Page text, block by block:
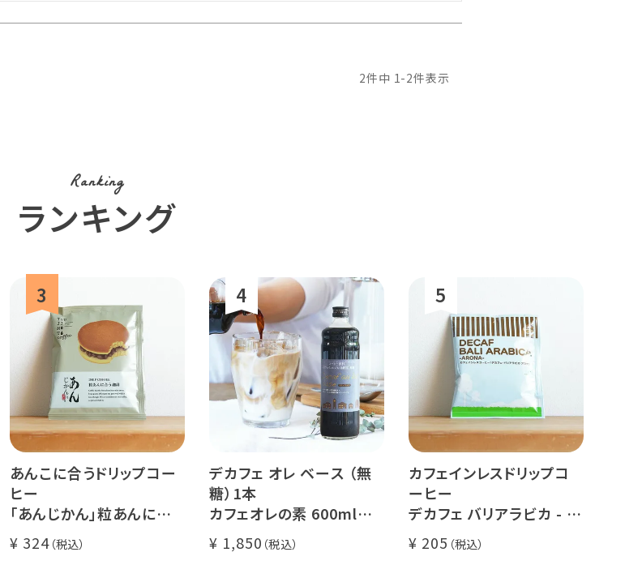
2件中 1-2件表示
Ranking
ランキング
あんこに合うドリップコー
ヒー
「あんじかん」粒あんに合う
珈琲 1杯分
324
デカフェ オレ ベース （無
糖）1本
カフェオレの素 600ml
瓶タイプ 4~5倍希釈 / 砂
糖不使用
1,850
カフェインレスドリップコ
ーヒー
デカフェ バリアラビカ - ア
ロナ - 1杯分
205